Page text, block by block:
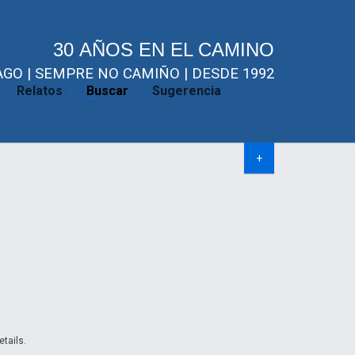
30 AÑOS EN EL CAMINO
| SEMPRE NO CAMIÑO | DESDE 1992
Relatos Buscar Sugerencia
+